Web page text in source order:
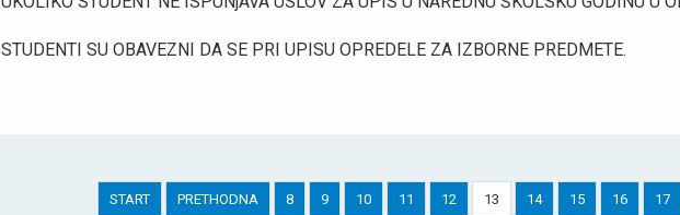
STUDENTI SU OBAVEZNI DA SE PRI UPISU OPREDELE ZA IZBORNE PREDMETE.
START PRETHODNA 8 9 10 11 12 13 14 15 16 17